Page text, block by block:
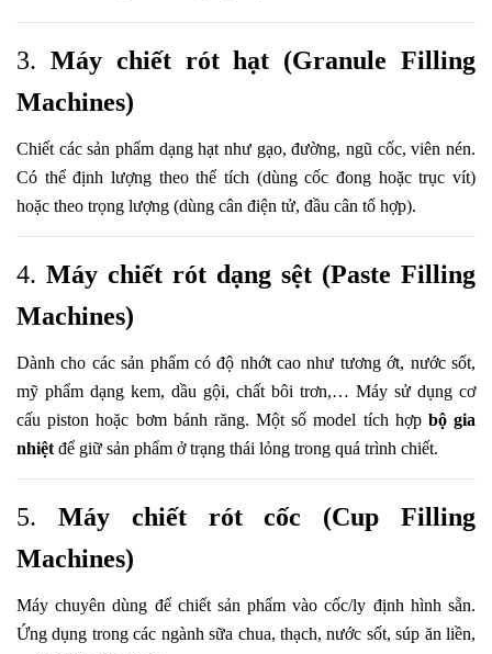
3. Máy chiết rót hạt (Granule Filling
Machines)
Chiết các sản phẩm dạng hạt như gạo, đường, ngũ cốc, viên nén.
Có thể định lượng theo thể tích (dùng cốc đong hoặc trục vít)
hoặc theo trọng lượng (dùng cân điện tử, đầu cân tổ hợp).
4. Máy chiết rót dạng sệt (Paste Filling
Machines)
Dành cho các sản phẩm có độ nhớt cao như tương ớt, nước sốt,
mỹ phẩm dạng kem, dầu gội, chất bôi trơn,… Máy sử dụng cơ
cấu piston hoặc bơm bánh răng. Một số model tích hợp bộ gia
nhiệt để giữ sản phẩm ở trạng thái lỏng trong quá trình chiết.
5. Máy chiết rót cốc (Cup Filling
Machines)
Máy chuyên dùng để chiết sản phẩm vào cốc/ly định hình sẵn.
Ứng dụng trong các ngành sữa chua, thạch, nước sốt, súp ăn liền,